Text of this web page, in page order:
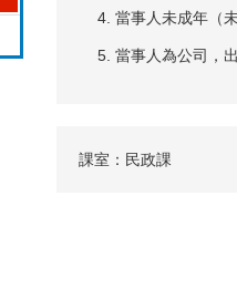
4. 當事人未成年（
5. 當事人為公司，
課室：民政課